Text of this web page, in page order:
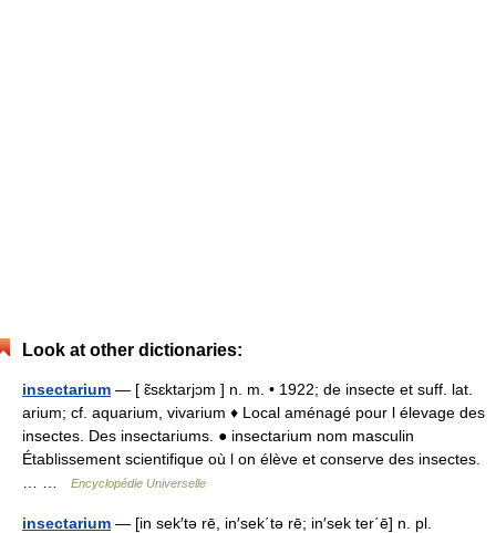
Look at other dictionaries:
insectarium — [ ɛ̃sɛktarjɔm ] n. m. • 1922; de insecte et suff. lat.
arium; cf. aquarium, vivarium ♦ Local aménagé pour l élevage des
insectes. Des insectariums. ● insectarium nom masculin
Établissement scientifique où l on élève et conserve des insectes.
Encyclopédie Universelle
insectarium — [in sek′tə rē, in′sek΄tə rē; in′sek ter΄ē] n. pl.